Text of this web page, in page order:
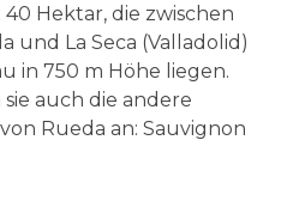
Hektar, die zwischen
und La Seca (Valladolid)
in 750 m Höhe liegen.
auch die andere
Rueda an: Sauvignon